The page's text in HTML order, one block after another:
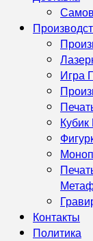
Игра
Контакты
Политика